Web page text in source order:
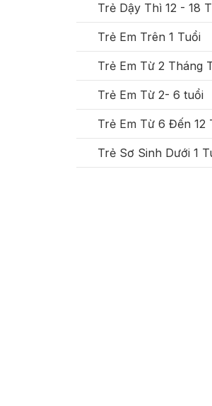
Trẻ Dậy Thì 12 - 18
Trẻ Em Trên 1 Tuổi
Trẻ Em Từ 2 Tháng
Trẻ Em Từ 2- 6 tuổi
Trẻ Em Từ 6 Đến 12
Trẻ Sơ Sinh Dưới 1